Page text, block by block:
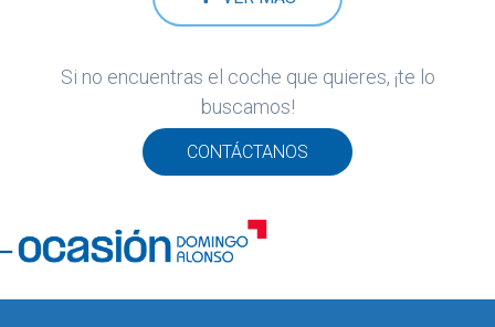
Si no encuentras el coche que quieres, ¡te lo
buscamos!
CONTÁCTANOS